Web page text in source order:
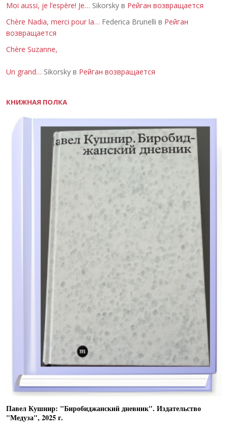
Moi aussi, je l’espère! Je… Sikorsky в Рейган возвращается
Chère Nadia, merci pour la… Federica Brunelli в Рейган
возвращается
Chère Suzanne,
Un grand… Sikorsky в Рейган возвращается
КНИЖНАЯ ПОЛКА
Павел Кушнир: "Биробиджанский дневник". Издательство
"Медуза", 2025 г.